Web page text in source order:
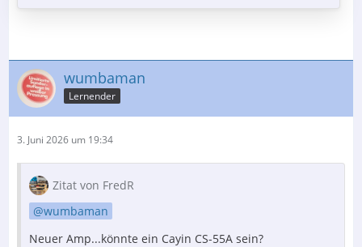
wumbaman
Lernender
3. Juni 2026 um 19:34
Zitat von FredR
wumbaman
Neuer Amp...könnte ein Cayin CS-55A sein?